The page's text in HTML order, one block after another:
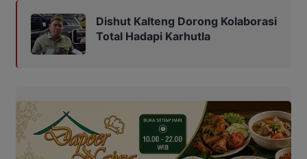
Dishut Kalteng Dorong Kolaborasi
Total Hadapi Karhutla